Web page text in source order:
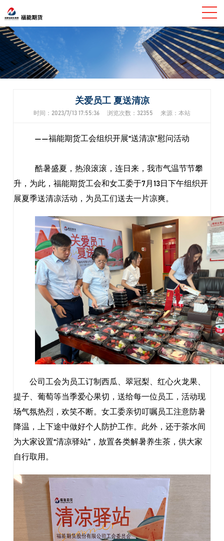
关爱员工 夏送清凉
时间：2023/7/13 17:55:36 浏览次数：32355 来源：本站
——福能期货工会组织开展“送清凉”慰问活动
酷暑盛夏，热浪滚滚，连日来，我市气温节节攀
升，为此，福能期货工会和女工委于7月13日下午组织开
展夏季送清凉活动，为员工们送去一片凉爽。
公司工会为员工订制西瓜、翠冠梨、红心火龙果、
提子、葡萄等当季爱心果切，送给每一位员工，活动现
场气氛热烈，欢笑不断。女工委亲切叮嘱员工注意防暑
降温，上下途中做好个人防护工作。此外，还于茶水间
为大家设置“清凉驿站”，放置各类解暑养生茶，供大家
自行取用。